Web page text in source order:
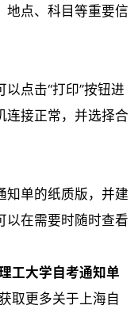
地点、科目等重要信
点击“打印”按钮进
连接正常，并选择合
单的纸质版，并建
以在需要时随时查看
工大学自考通知单
取更多关于上海自